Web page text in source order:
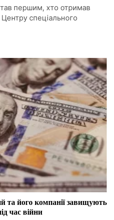
першим, хто отримав
спеціального
та його компанії завищують
час війни